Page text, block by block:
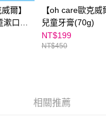
爾】
口水
【oh care歐克威
兒童牙膏(70g)
NT$199
NT$450
相關推薦